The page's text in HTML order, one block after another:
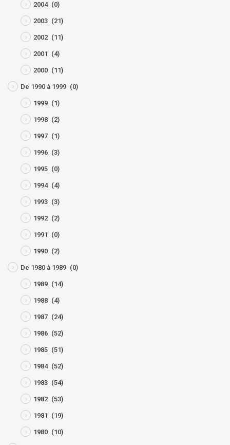
2004 (0)
2003 (21)
2002 (11)
2001 (4)
2000 (11)
De 1990 à 1999 (0)
1999 (1)
1998 (2)
1997 (1)
1996 (3)
1995 (0)
1994 (4)
1993 (3)
1992 (2)
1991 (0)
1990 (2)
De 1980 à 1989 (0)
1989 (14)
1988 (4)
1987 (24)
1986 (52)
1985 (51)
1984 (52)
1983 (54)
1982 (53)
1981 (19)
1980 (10)